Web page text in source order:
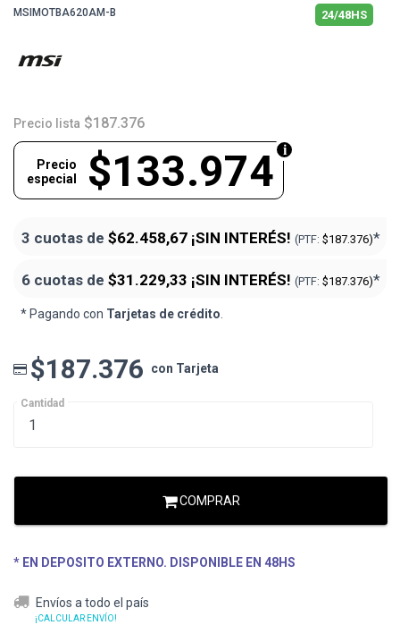
MSIMOTBA620AM-B 24/48HS
Precio lista $187.376
$133.974
Precio
especial
3 cuotas de $62.458,67 ¡SIN INTERÉS! (PTF: $187.376)*
6 cuotas de $31.229,33 ¡SIN INTERÉS! (PTF: $187.376)*
* Pagando con Tarjetas de crédito.
$187.376 con Tarjeta
Cantidad
COMPRAR
* EN DEPOSITO EXTERNO. DISPONIBLE EN 48HS
Envíos a todo el país
¡CALCULAR ENVÍO!